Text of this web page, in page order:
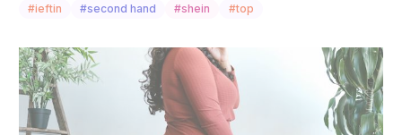
#ieftin #second hand #shein #top